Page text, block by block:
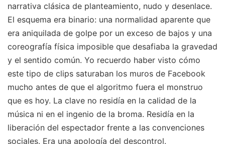
narrativa clásica de planteamiento, nudo y desenlace.
El esquema era binario: una normalidad aparente que
era aniquilada de golpe por un exceso de bajos y una
coreografía física imposible que desafiaba la gravedad
y el sentido común. Yo recuerdo haber visto cómo
este tipo de clips saturaban los muros de Facebook
mucho antes de que el algoritmo fuera el monstruo
que es hoy. La clave no residía en la calidad de la
música ni en el ingenio de la broma. Residía en la
liberación del espectador frente a las convenciones
sociales. Era una apología del descontrol.